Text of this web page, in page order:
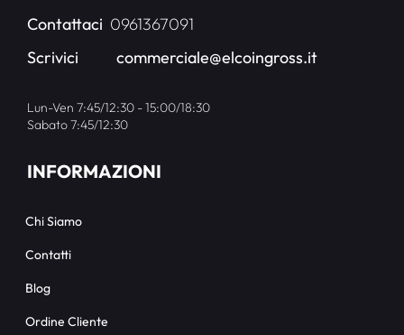
Contattaci 0961367091
Scrivici
commerciale@elcoingross.it
Lun-Ven 7:45/12:30 - 15:00/18:30
Sabato 7:45/12:30
INFORMAZIONI
Chi Siamo
Contatti
Blog
Ordine Cliente